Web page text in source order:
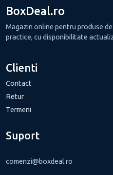
BoxDeal.ro
Magazin online pentru produse
practice, cu disponibilitate
Clienti
Contact
Retur
Termeni
Suport
comenzi@boxdeal.ro